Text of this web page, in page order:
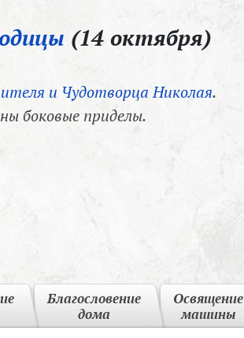
(14 октября)
и Чудотворца Николая.
боковые приделы.
Благословение
дома
Освящение
машины